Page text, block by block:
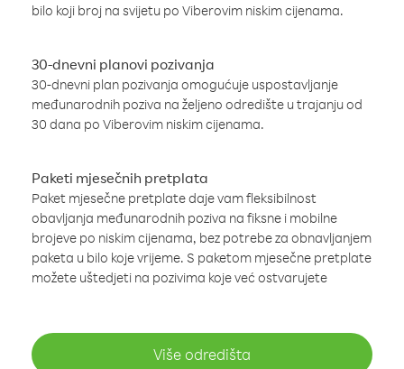
bilo koji broj na svijetu po Viberovim niskim cijenama.
30-dnevni planovi pozivanja
30-dnevni plan pozivanja omogućuje uspostavljanje
međunarodnih poziva na željeno odredište u trajanju od
30 dana po Viberovim niskim cijenama.
Paketi mjesečnih pretplata
Paket mjesečne pretplate daje vam fleksibilnost
obavljanja međunarodnih poziva na fiksne i mobilne
brojeve po niskim cijenama, bez potrebe za obnavljanjem
paketa u bilo koje vrijeme. S paketom mjesečne pretplate
možete uštedjeti na pozivima koje već ostvarujete
Više odredišta